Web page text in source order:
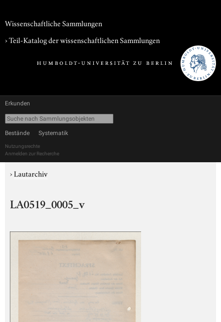
Wissenschaftliche Sammlungen
› Teil-Katalog der wissenschaftlichen Sammlungen
Erkunden
Bestände Systematik
Nutzungsrechte
Anmelden zur Recherche
›Lautarchiv
LA0519_0005_v